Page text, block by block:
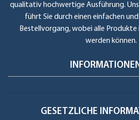
qualitativ hochwertige Ausführung.
führt Sie durch einen einfachen
Bestellvorgang, wobei alle
werden können.
GESETZLICHE